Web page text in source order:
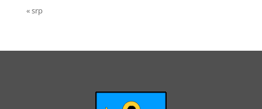
« srp